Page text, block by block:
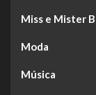
Miss e Mister
Moda
Música